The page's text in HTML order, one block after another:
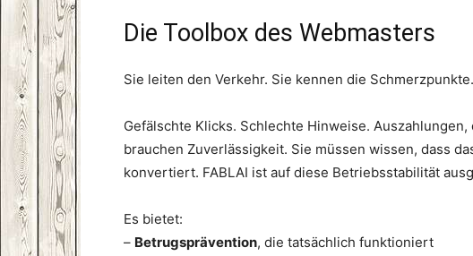
Die Toolbox des Webmasters
Sie leiten den Verkehr. Sie kennen die Schmerzpunkte.
Gefälschte Klicks. Schlechte Hinweise.
brauchen Zuverlässigkeit. Sie müssen wissen, dass
konvertiert. FABLAI ist auf diese Betriebsstabilität
Es bietet:
– Betrugsprävention, die tatsächlich funktioniert